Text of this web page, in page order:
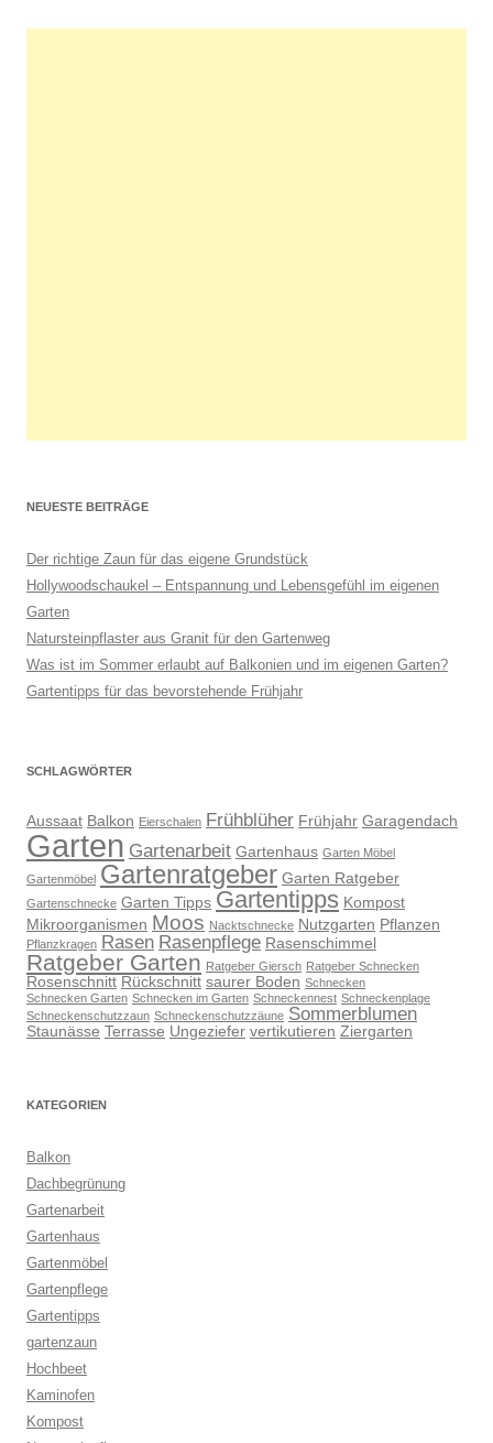
NEUESTE BEITRÄGE
Der richtige Zaun für das eigene Grundstück
Hollywoodschaukel – Entspannung und Lebensgefühl im eigenen
Garten
Natursteinpflaster aus Granit für den Gartenweg
Was ist im Sommer erlaubt auf Balkonien und im eigenen Garten?
Gartentipps für das bevorstehende Frühjahr
SCHLAGWÖRTER
Aussaat Balkon Eierschalen Frühblüher Frühjahr Garagendach
Garten Gartenarbeit Gartenhaus Garten Möbel
Gartenmöbel Gartenratgeber Garten Ratgeber
Gartenschnecke Garten Tipps Gartentipps Kompost
Mikroorganismen Moos Nacktschnecke Nutzgarten Pflanzen
Pflanzkragen Rasen Rasenpflege Rasenschimmel
Ratgeber Garten Ratgeber Giersch Ratgeber Schnecken
Rosenschnitt Rückschnitt saurer Boden Schnecken
Schnecken Garten Schnecken im Garten Schneckennest Schneckenplage
Schneckenschutzzaun Schneckenschutzzäune Sommerblumen
Staunässe Terrasse Ungeziefer vertikutieren Ziergarten
KATEGORIEN
Balkon
Dachbegrünung
Gartenarbeit
Gartenhaus
Gartenmöbel
Gartenpflege
Gartentipps
gartenzaun
Hochbeet
Kaminofen
Kompost